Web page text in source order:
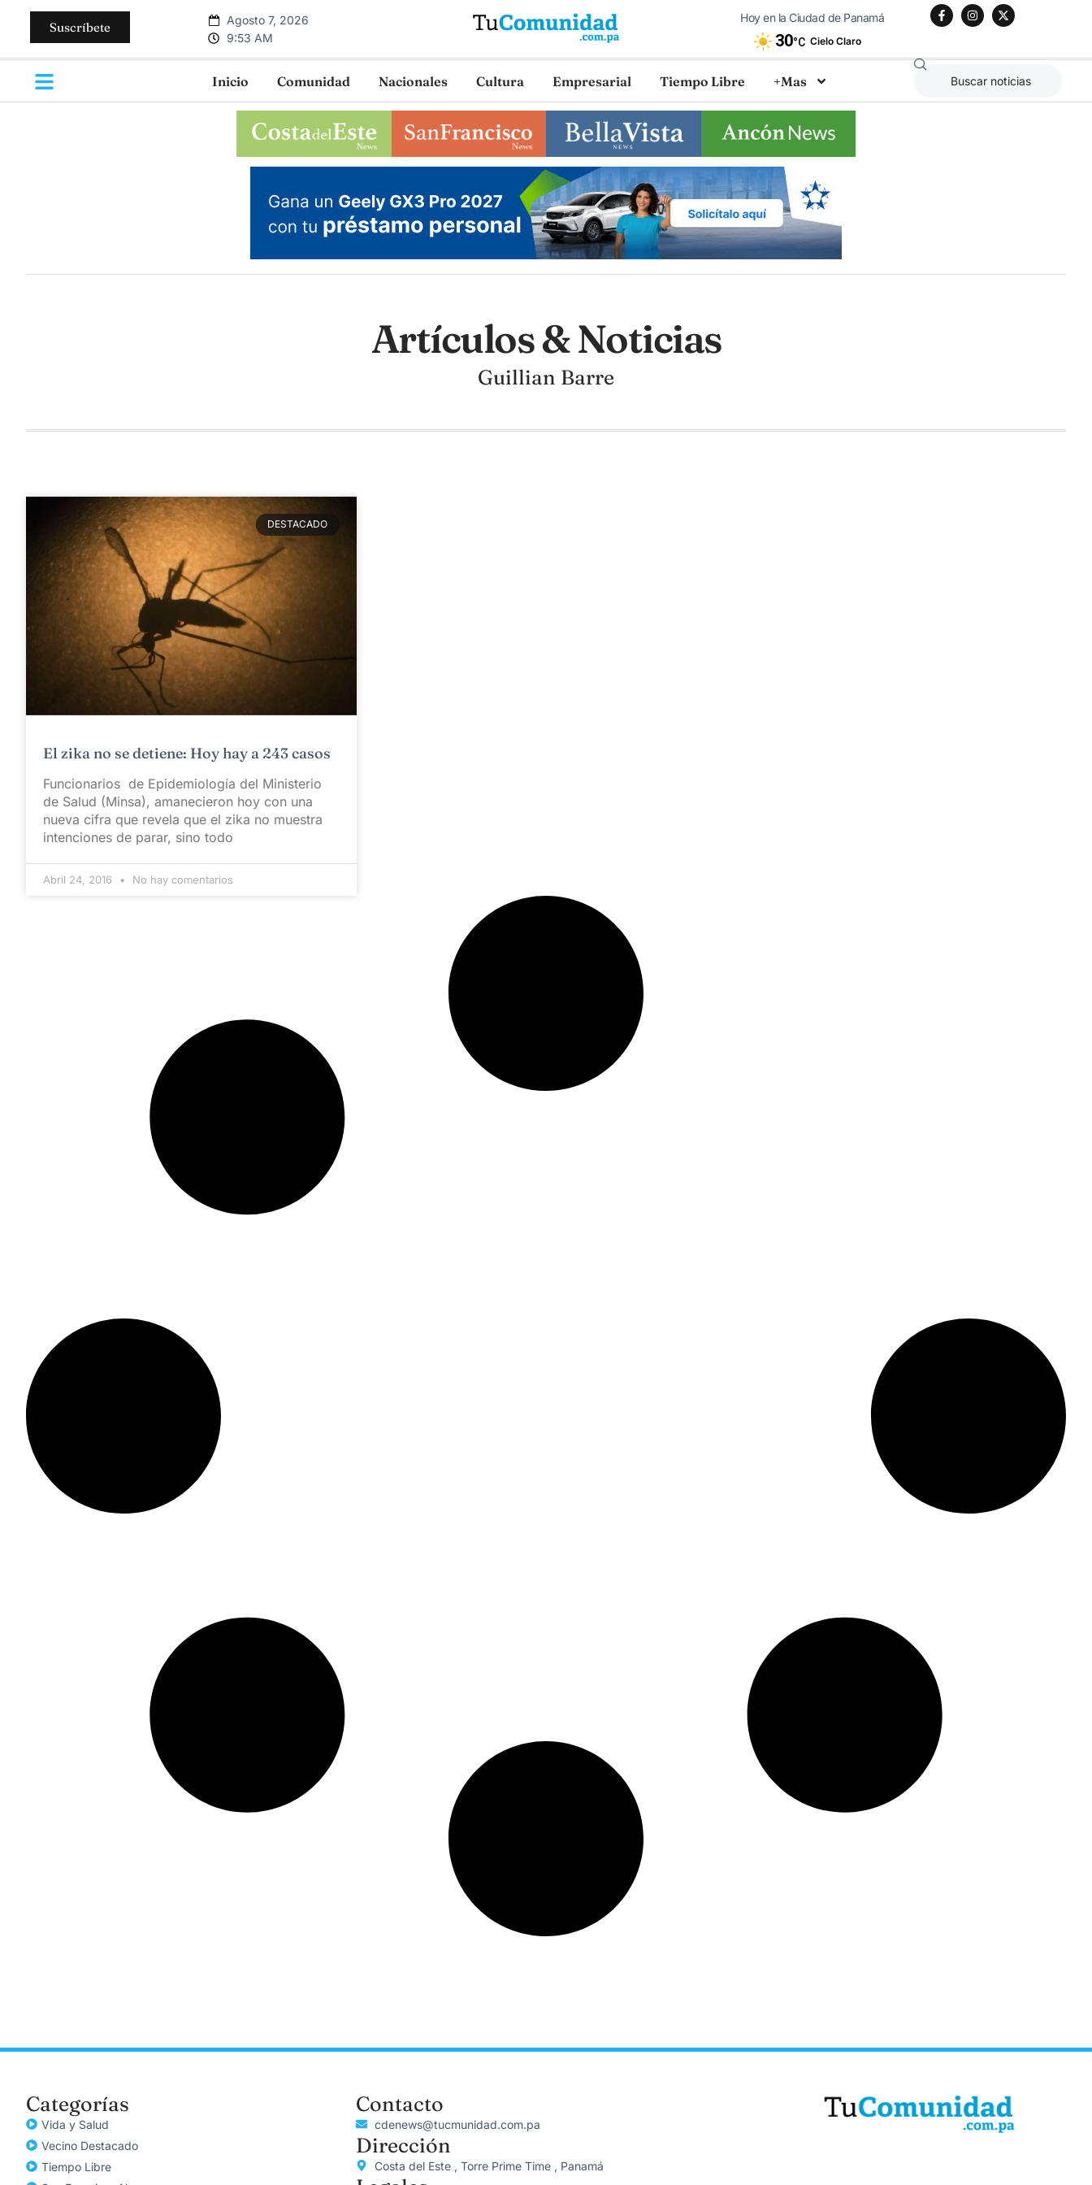
Suscríbete
Agosto 7, 2026
9:53 AM
Hoy en la Ciudad de Panamá
30°C Cielo Claro
Inicio Comunidad Nacionales Cultura Empresarial Tiempo Libre +Mas
Artículos & Noticias
Guillian Barre
DESTACADO
El zika no se detiene: Hoy hay a 243 casos
Funcionarios de Epidemiología del Ministerio
de Salud (Minsa), amanecieron hoy con una
nueva cifra que revela que el zika no muestra
intenciones de parar, sino todo
Abril 24, 2016 No hay comentarios
Categorías
Vida y Salud
Vecino Destacado
Tiempo Libre
Contacto
cdenews@tucmunidad.com.pa
Dirección
Costa del Este , Torre Prime Time , Panamá